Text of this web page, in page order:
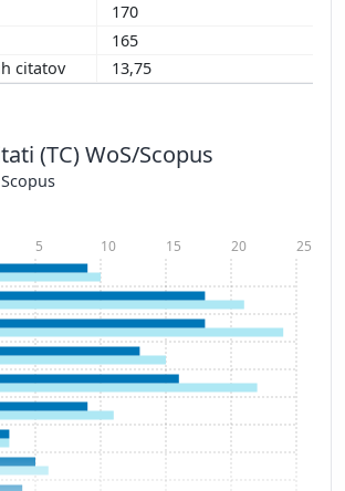
170
165
13,75
(TC) WoS/Scopus
Scopus
5 10 15 20 25